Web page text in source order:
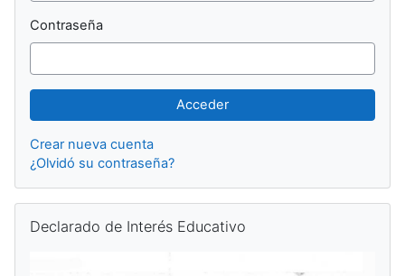
Contraseña
Crear nueva cuenta
¿Olvidó su contraseña?
Declarado de Interés Educativo